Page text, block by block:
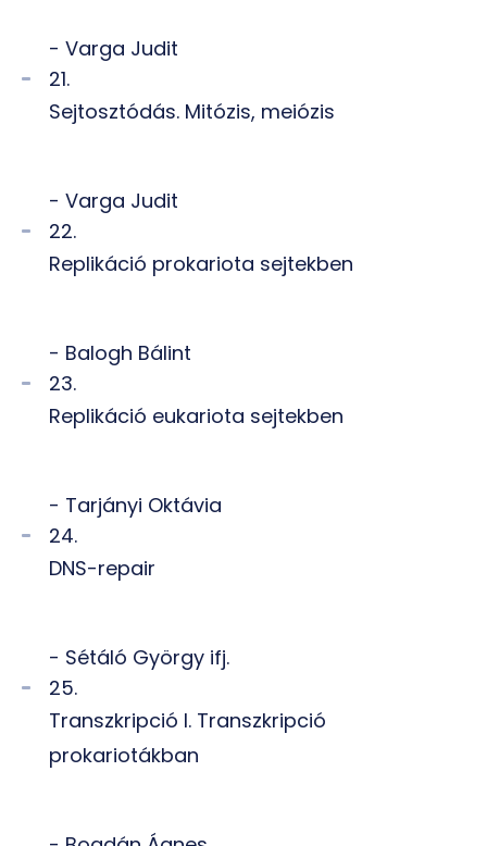
- Varga Judit
21.
Sejtosztódás. Mitózis, meiózis
- Varga Judit
22.
Replikáció prokariota sejtekben
- Balogh Bálint
23.
Replikáció eukariota sejtekben
- Tarjányi Oktávia
24.
DNS-repair
- Sétáló György ifj.
25.
Transzkripció I. Transzkripció
prokariotákban